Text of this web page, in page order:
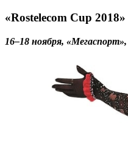
«Rostelecom Cup 2018»
16–18 ноября,